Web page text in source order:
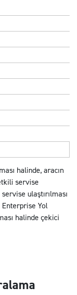
halinde, aracın
servise
ulaştırılması
Yol
halinde çekici